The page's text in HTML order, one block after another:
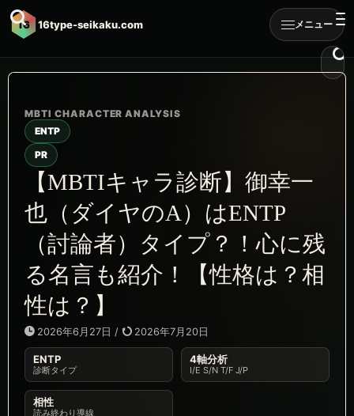
16 16type-seikaku.com メニュー
ENTP
PR
【MBTIキャラ診断】御幸一
也（ダイヤのA）はENTP
（討論者）タイプ？！心に残
る名言も紹介！【性格は？相
性は？】
2026年6月27日 / 2026年7月20日
ENTP
診断タイプ
4軸分析
I/E S/N T/F J/P
相性
読み終わり導線